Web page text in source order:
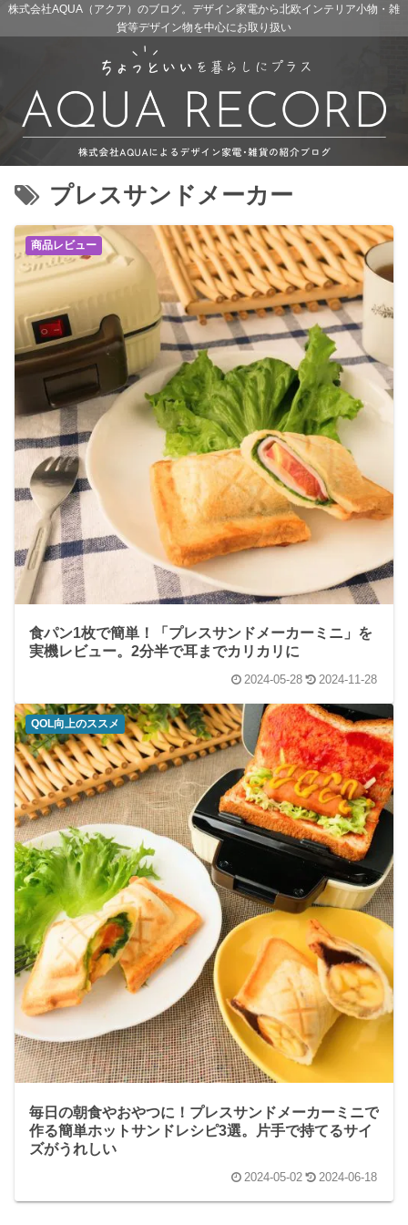
株式会社AQUA（アクア）のブログ。デザイン家電から北欧インテリア小物・雑
貨等デザイン物を中心にお取り扱い
プレスサンドメーカー
商品レビュー
食パン1枚で簡単！「プレスサンドメーカーミニ」を
実機レビュー。2分半で耳までカリカリに
2024-05-28 2024-11-28
QOL向上のススメ
毎日の朝食やおやつに！プレスサンドメーカーミニで
作る簡単ホットサンドレシピ3選。片手で持てるサイ
ズがうれしい
2024-05-02 2024-06-18